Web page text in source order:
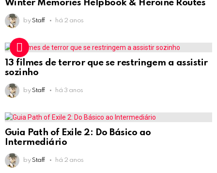
Winter Memories Helpbook & Heroine Routes
by Staff há 2 anos
13 filmes de terror que se restringem a assistir
sozinho
by Staff há 3 anos
Guia Path of Exile 2: Do Básico ao
Intermediário
by Staff há 2 anos